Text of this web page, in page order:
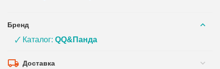
Бренд
🗸 Каталог:QQ&Панда
Доставка